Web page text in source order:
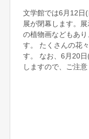
文学館では6月12日
展が閉幕します。
の植物画などもあ
す。 たくさんの花
す。 なお、6月20
しますので、ご注意